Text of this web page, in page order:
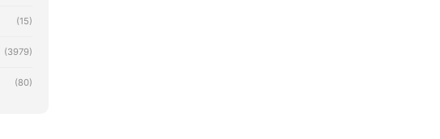
(15)
(3979)
(80)